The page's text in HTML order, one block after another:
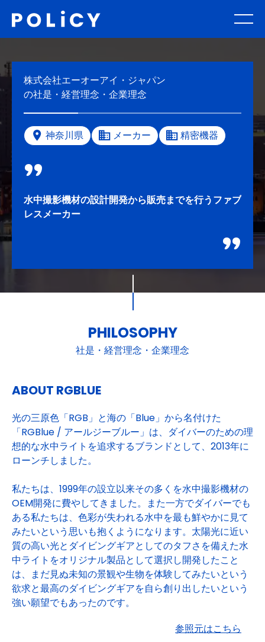
株式会社エーオーアイ・ジャパン
の社是・経営理念・企業理念
神奈川県 メーカー 精密機器
水中撮影機材の設計開発から販売までを行うファブ
レスメーカー
PHILOSOPHY
社是・経営理念・企業理念
ABOUT RGBLUE
光の三原色「RGB」と海の「Blue」から名付けた
「RGBlue / アールジーブルー」は、ダイバーのための理
想的な水中ライトを追求するブランドとして、2013年に
ローンチしました。
私たちは、1999年の設立以来その多くを水中撮影機材の
OEM開発に費やしてきました。また一方でダイバーでも
ある私たちは、色彩が失われる水中を最も鮮やかに見て
みたいという思いも抱くようになります。太陽光に近い
質の高い光とダイビングギアとしてのタフさを備えた水
中ライトをオリジナル製品として選択し開発したこと
は、まだ見ぬ未知の景観や生物を体験してみたいという
欲求と最高のダイビングギアを自ら創り出したいという
強い願望でもあったのです。
参照元はこちら